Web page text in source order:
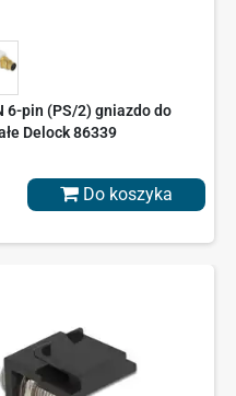
6-pin (PS/2) gniazdo do
Delock 86339
Do koszyka